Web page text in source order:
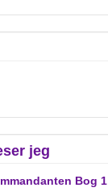
jeg
Bog 1